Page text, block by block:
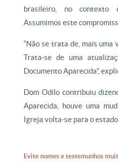
brasileiro, no contexto
Assumimos este
“Não se trata de, mais uma
Trata-se de uma
Documento Aparecida”,
Dom Odilo contribuiu
Aparecida, houve uma
Igreja volta-se para o
Evite nomes e testemunhos